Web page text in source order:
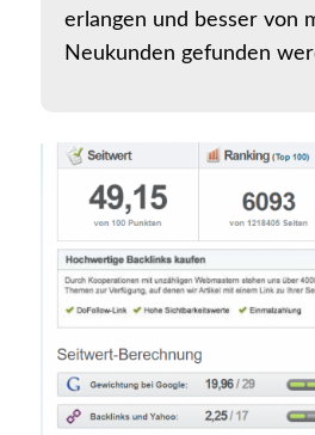
erlangen und besser von
Neukunden gefunden